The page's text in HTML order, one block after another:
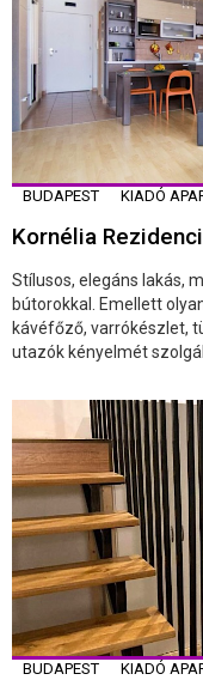
BUDAPEST KIADÓ
Kornélia
Stílusos, elegáns lakás,
bútorokkal. Emellett
kávéfőző, varrókészlet,
utazók kényelmét
BUDAPEST KIADÓ